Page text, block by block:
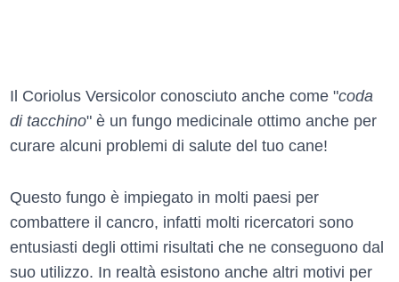
Il Coriolus Versicolor conosciuto anche come "coda
di tacchino" è un fungo medicinale ottimo anche per
curare alcuni problemi di salute del tuo cane!
Questo fungo è impiegato in molti paesi per
combattere il cancro, infatti molti ricercatori sono
entusiasti degli ottimi risultati che ne conseguono dal
suo utilizzo. In realtà esistono anche altri motivi per